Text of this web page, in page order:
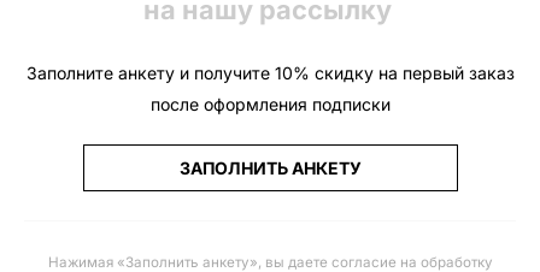
на нашу рассылку
Заполните анкету и получите 10% скидку на первый заказ
после оформления подписки
ЗАПОЛНИТЬ АНКЕТУ
Нажимая «Заполнить анкету», вы даете согласие на обработку